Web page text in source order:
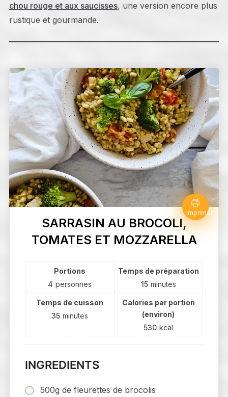
chou rouge et aux saucisses, une version encore plus
rustique et gourmande.
Imprimer
SARRASIN AU BROCOLI,
TOMATES ET MOZZARELLA
Portions
4 personnes
Temps de préparation
15 minutes
Temps de cuisson
35 minutes
Calories par portion
(environ)
530 kcal
INGREDIENTS
500g de fleurettes de brocolis